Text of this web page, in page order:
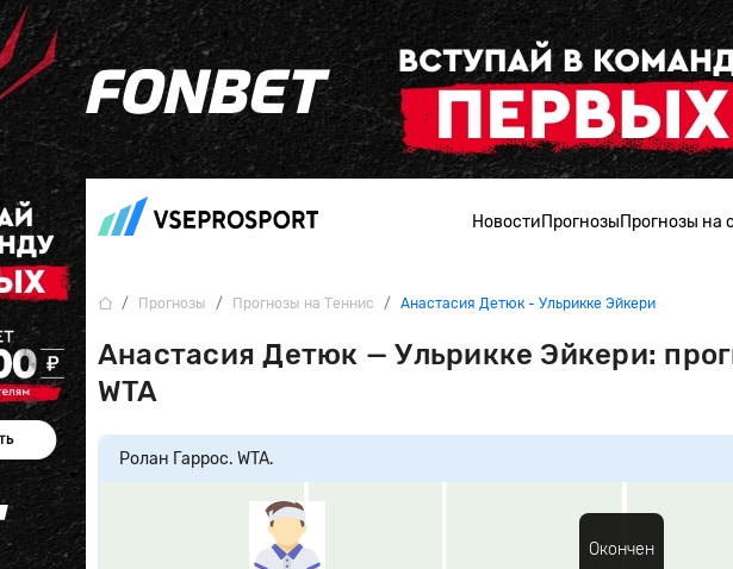
НовостиПрогнозыПрогнозы на
Анастасия Детюк — Ульрикке Эйкери:
WTA
Прогнозы Прогнозы на Теннис Анастасия Детюк - Ульрикке Эйкери
Ролан Гаррос. WTA.
Окончен